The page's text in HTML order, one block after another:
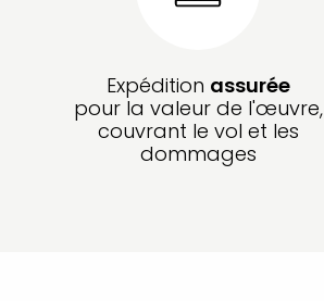
Expédition assurée
pour la valeur de l'œuvre,
couvrant le vol et les
dommages